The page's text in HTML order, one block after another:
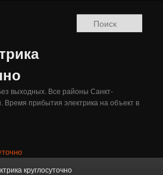
выходных. Все районы Санкт-
Время прибытия электрика на объект в
круглосуточно